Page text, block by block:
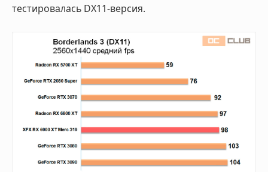
тестировалась DX11-версия.